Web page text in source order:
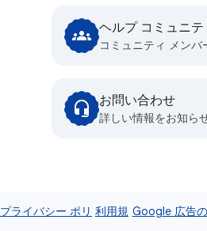
ヘルプ コミュニ
コミュニティ メンバ
お問い合わせ
詳しい情報をお知ら
プライバシー ポリ 利用規 Google 広告